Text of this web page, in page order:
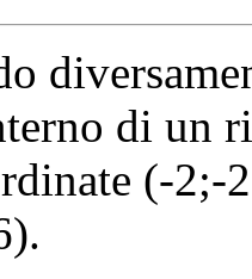
di un
(-2;-